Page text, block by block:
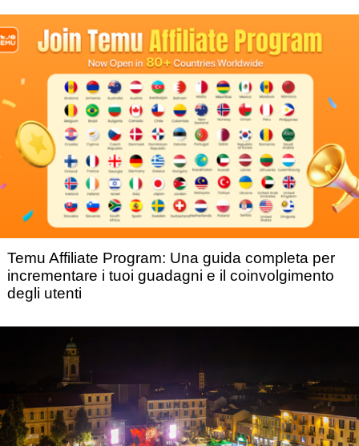
Temu Affiliate Program: Una guida completa per
incrementare i tuoi guadagni e il coinvolgimento
degli utenti